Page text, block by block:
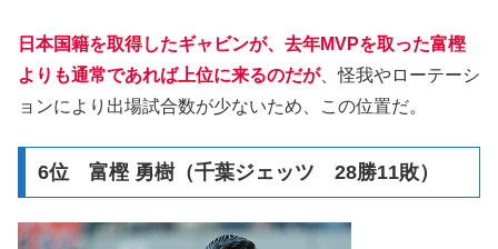
日本国籍を取得したギャビンが、去年MVPを取った富樫
よりも通常であれば上位に来るのだが、怪我やローテーシ
ョンにより出場試合数が少ないため、この位置だ。
6位 富樫 勇樹（千葉ジェッツ 28勝11敗）